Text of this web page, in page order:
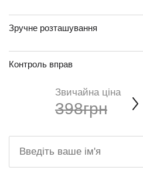
Зручне розташування
Контроль вправ
Звичайна ціна
398грн